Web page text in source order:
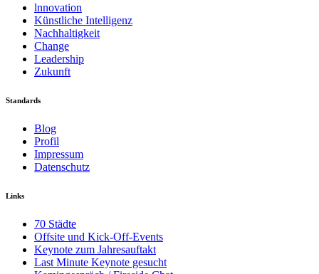
lnnovation
Künstliche Intelligenz
Nachhaltigkeit
Change
Leadership
Zukunft
Standards
Blog
Profil
Impressum
Datenschutz
Links
70 Städte
Offsite und Kick-Off-Events
Keynote zum Jahresauftakt
Last Minute Keynote gesucht